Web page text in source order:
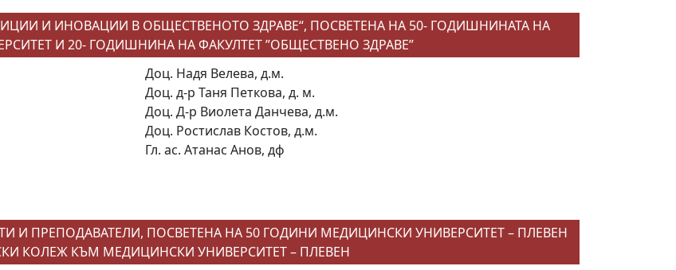
И ИНОВАЦИИ В ОБЩЕСТВЕНОТО ЗДРАВЕ“, ПОСВЕТЕНА НА 50- ГОДИШНИНАТА НА
И 20- ГОДИШНИНА НА ФАКУЛТЕТ ”ОБЩЕСТВЕНО ЗДРАВЕ”
Доц. Надя Велева, д.м.
Доц. д-р Таня Петкова, д. м.
Доц. Д-р Виолета Данчева, д.м.
Доц. Ростислав Костов, д.м.
Гл. ас. Атанас Анов, дф
И ПРЕПОДАВАТЕЛИ, ПОСВЕТЕНА НА 50 ГОДИНИ МЕДИЦИНСКИ УНИВЕРСИТЕТ – ПЛЕВЕН
КОЛЕЖ КЪМ МЕДИЦИНСКИ УНИВЕРСИТЕТ – ПЛЕВЕН